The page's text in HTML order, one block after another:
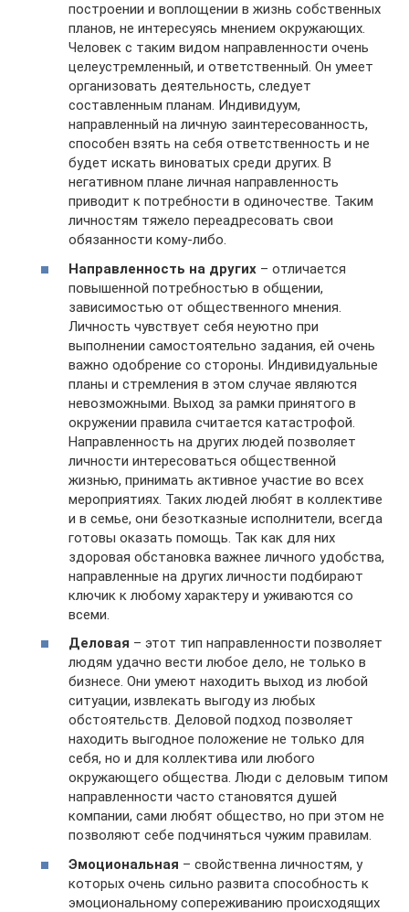
построении и воплощении в жизнь собственных
планов, не интересуясь мнением окружающих.
Человек с таким видом направленности очень
целеустремленный, и ответственный. Он умеет
организовать деятельность, следует
составленным планам. Индивидуум,
направленный на личную заинтересованность,
способен взять на себя ответственность и не
будет искать виноватых среди других. В
негативном плане личная направленность
приводит к потребности в одиночестве. Таким
личностям тяжело переадресовать свои
обязанности кому-либо.
Направленность на других – отличается
повышенной потребностью в общении,
зависимостью от общественного мнения.
Личность чувствует себя неуютно при
выполнении самостоятельно задания, ей очень
важно одобрение со стороны. Индивидуальные
планы и стремления в этом случае являются
невозможными. Выход за рамки принятого в
окружении правила считается катастрофой.
Направленность на других людей позволяет
личности интересоваться общественной
жизнью, принимать активное участие во всех
мероприятиях. Таких людей любят в коллективе
и в семье, они безотказные исполнители, всегда
готовы оказать помощь. Так как для них
здоровая обстановка важнее личного удобства,
направленные на других личности подбирают
ключик к любому характеру и уживаются со
всеми.
Деловая – этот тип направленности позволяет
людям удачно вести любое дело, не только в
бизнесе. Они умеют находить выход из любой
ситуации, извлекать выгоду из любых
обстоятельств. Деловой подход позволяет
находить выгодное положение не только для
себя, но и для коллектива или любого
окружающего общества. Люди с деловым типом
направленности часто становятся душей
компании, сами любят общество, но при этом не
позволяют себе подчиняться чужим правилам.
Эмоциональная – свойственна личностям, у
которых очень сильно развита способность к
эмоциональному сопереживанию происходящих